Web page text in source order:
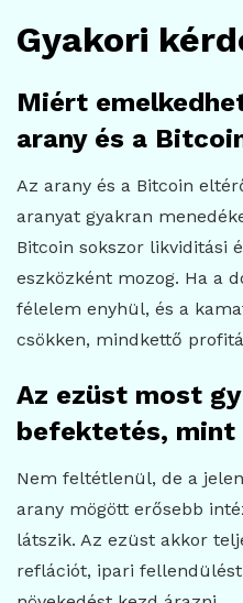
Gyakori
Miért
arany és a
Az arany és a Bitcoin
aranyat gyakran
Bitcoin sokszor likviditási
eszközként mozog. Ha a
félelem enyhül, és a
csökken, mindkettő
Az ezüst most
befektetés, mint
Nem feltétlenül, de a
arany mögött erősebb
látszik. Az ezüst akkor
reflációt, ipari fellendülést